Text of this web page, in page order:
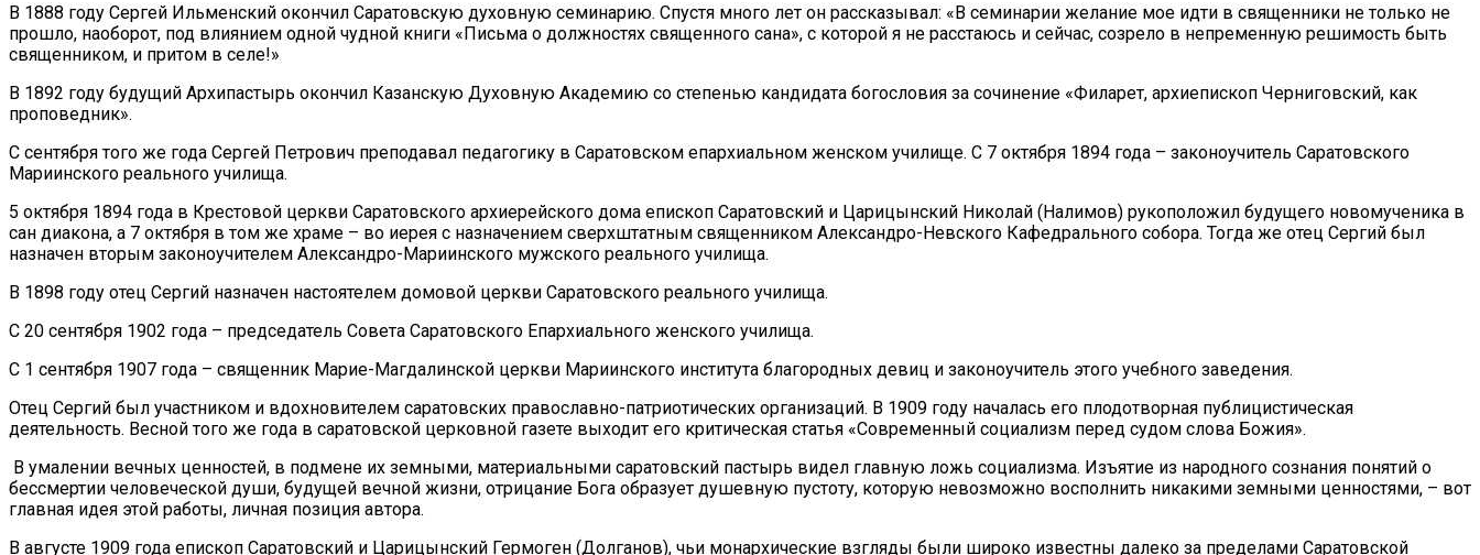
В 1888 году Сергей Ильменский окончил Саратовскую духовную семинарию. Спустя много лет он рассказывал: «В семинарии желание мое идти в священники не только не
прошло, наоборот, под влиянием одной чудной книги «Письма о должностях священного сана», с которой я не расстаюсь и сейчас, созрело в непременную решимость быть
священником, и притом в селе!»
В 1892 году будущий Архипастырь окончил Казанскую Духовную Академию со степенью кандидата богословия за сочинение «Филарет, архиепископ Черниговский, как
проповедник».
С сентября того же года Сергей Петрович преподавал педагогику в Саратовском епархиальном женском училище. С 7 октября 1894 года – законоучитель Саратовского
Мариинского реального училища.
5 октября 1894 года в Крестовой церкви Саратовского архиерейского дома епископ Саратовский и Царицынский Николай (Налимов) рукоположил будущего новомученика в
сан диакона, а 7 октября в том же храме – во иерея с назначением сверхштатным священником Александро-Невского Кафедрального собора. Тогда же отец Сергий был
назначен вторым законоучителем Александро-Мариинского мужского реального училища.
В 1898 году отец Сергий назначен настоятелем домовой церкви Саратовского реального училища.
С 20 сентября 1902 года – председатель Совета Саратовского Епархиального женского училища.
С 1 сентября 1907 года – священник Марие-Магдалинской церкви Мариинского института благородных девиц и законоучитель этого учебного заведения.
Отец Сергий был участником и вдохновителем саратовских православно-патриотических организаций. В 1909 году началась его плодотворная публицистическая
деятельность. Весной того же года в саратовской церковной газете выходит его критическая статья «Современный социализм перед судом слова Божия».
В умалении вечных ценностей, в подмене их земными, материальными саратовский пастырь видел главную ложь социализма. Изъятие из народного сознания понятий о
бессмертии человеческой души, будущей вечной жизни, отрицание Бога образует душевную пустоту, которую невозможно восполнить никакими земными ценностями, – вот
главная идея этой работы, личная позиция автора.
В августе 1909 года епископ Саратовский и Царицынский Гермоген (Долганов), чьи монархические взгляды были широко известны далеко за пределами Саратовской